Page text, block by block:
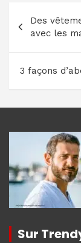
de
l’article
Des
avec les
3 façons
Sur